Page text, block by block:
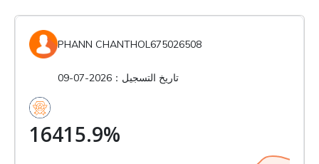
PHANN CHANTHOL675026508
تاريخ التسجيل：2026-07-09
16415.9%